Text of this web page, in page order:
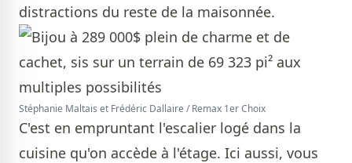
distractions du reste de la maisonnée.
Stéphanie Maltais et Frédéric Dallaire / Remax 1er Choix
C'est en empruntant l'escalier logé dans la
cuisine qu'on accède à l'étage. Ici aussi, vous